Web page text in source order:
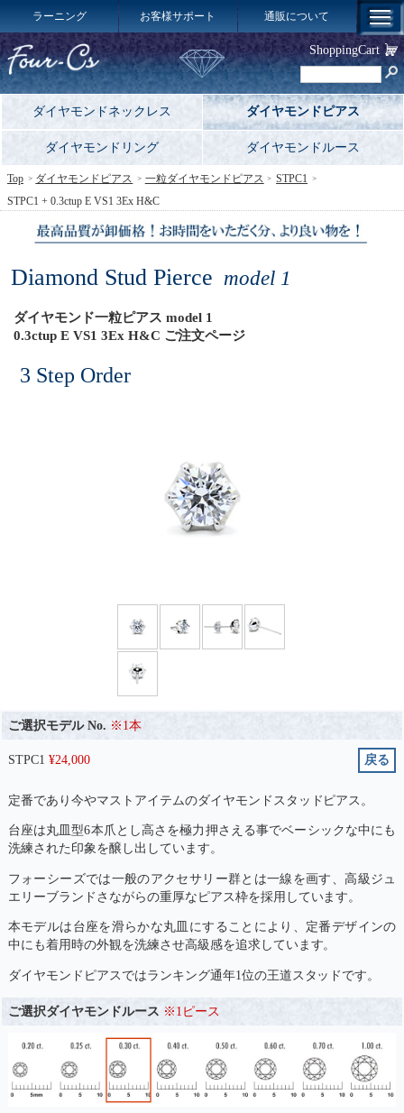
ラーニング お客様サポート 通販について
ダイヤモンドネックレス ダイヤモンドピアス
ダイヤモンドリング ダイヤモンドルース
Diamond Stud Pierce model 1
ダイヤモンド一粒ピアス model 1
0.3ctup E VS1 3Ex H&C ご注文ページ
3 Step Order
ご選択モデル No. ※1本
STPC1 ¥24,000 戻る
定番であり今やマストアイテムのダイヤモンドスタッドピアス。
台座は丸皿型6本爪とし高さを極力押さえる事でベーシックな中にも
洗練された印象を醸し出しています。
フォーシーズでは一般のアクセサリー群とは一線を画す、高級ジュ
エリーブランドさながらの重厚なピアス枠を採用しています。
本モデルは台座を滑らかな丸皿にすることにより、定番デザインの
中にも着用時の外観を洗練させ高級感を追求しています。
ダイヤモンドピアスではランキング通年1位の王道スタッドです。
ご選択ダイヤモンドルース ※1ピース
Top ダイヤモンドピアス 一粒ダイヤモンドピアス
STPC1
STPC1 + 0.3ctup E VS1 3Ex H&C
ShoppingCart